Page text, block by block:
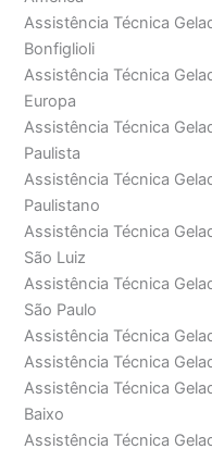
Assistência Técnica
Bonfiglioli
Assistência Técnica
Europa
Assistência Técnica
Paulista
Assistência Técnica
Paulistano
Assistência Técnica
São Luiz
Assistência Técnica
São Paulo
Assistência Técnica
Assistência Técnica
Assistência Técnica
Baixo
Assistência Técnica